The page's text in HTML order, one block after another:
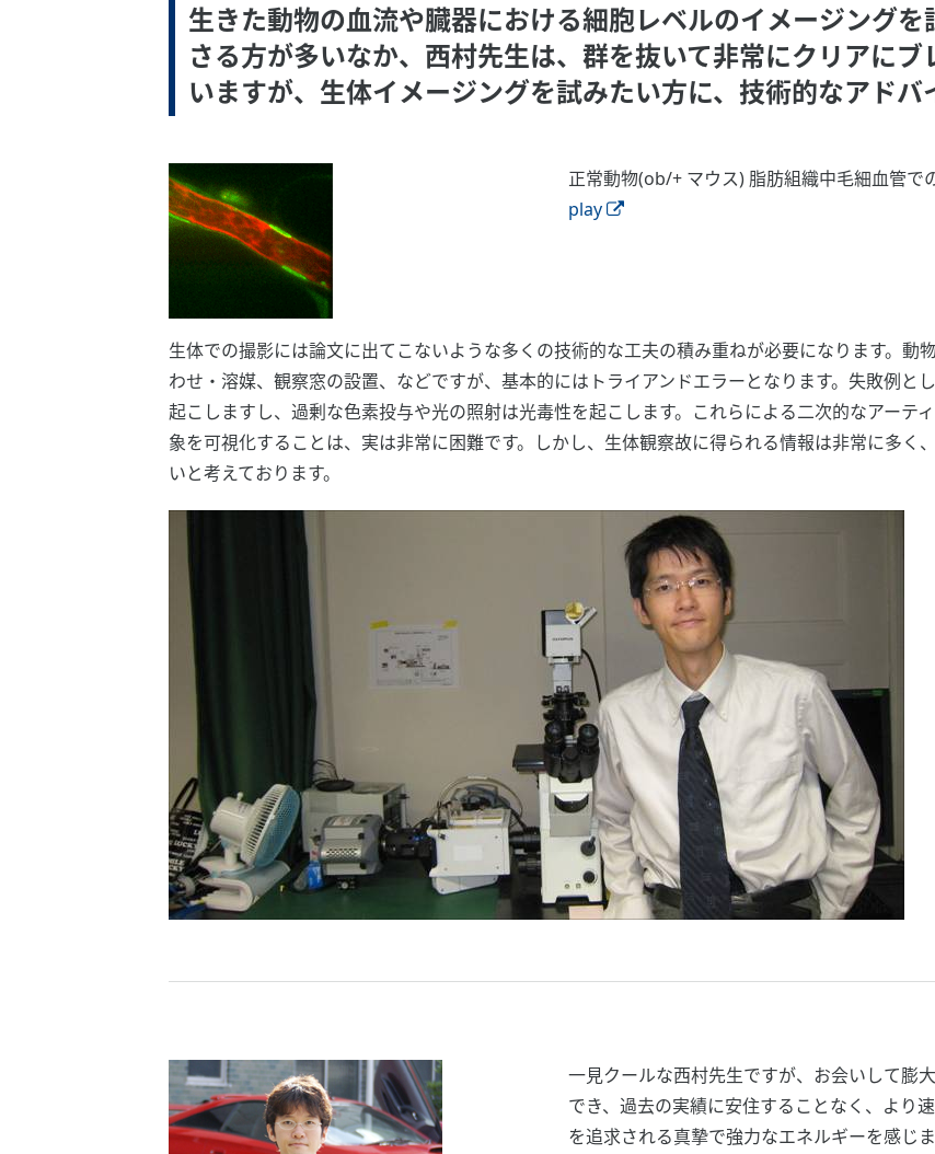
生きた動物の血流や臓器における細胞レベルのイメージングを
さる方が多いなか、西村先生は、群を抜いて非常にクリアに
いますが、生体イメージングを試みたい方に、技術的なアドバ
正常動物(ob/+ マウス) 脂肪組織中毛細血管で
play
生体での撮影には論文に出てこないような多くの技術的な工夫の積み重ねが必要になります。動
わせ・溶媒、観察窓の設置、などですが、基本的にはトライアンドエラーとなります。失敗例と
起こしますし、過剰な色素投与や光の照射は光毒性を起こします。これらによる二次的なアーテ
象を可視化することは、実は非常に困難です。しかし、生体観察故に得られる情報は非常に多く
いと考えております。
一見クールな西村先生ですが、お会いして膨
でき、過去の実績に安住することなく、より
を追求される真摯で強力なエネルギーを感じま